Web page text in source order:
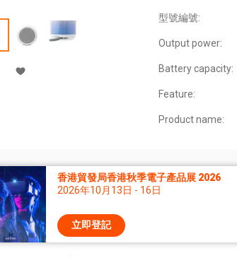
型號編號:
Output power:
Battery capacity:
Feature:
Product name:
香港貿發局香港秋季電子產品展 2026
2026年10月13日 - 16日
立即登記